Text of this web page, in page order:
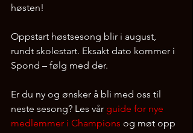
høsten!
Oppstart høstsesong blir i august,
rundt skolestart. Eksakt dato kommer i
Spond – følg med der.
Er du ny og ønsker å bli med oss til
neste sesong? Les vår guide for nye
medlemmer i Champions og møt opp